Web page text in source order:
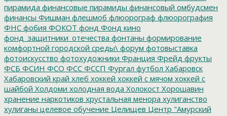
пирамида финансовые пирамиды финансовый омбудсмен
финансы Фишман флешмоб флюорограф флюорография
ФНС фобия ФОКОТ фонд Фонд кино
фонд_защитники_отечества фонтаны формирование
комфортной городской среды\ форум фотовыставка
фотоискусство фотохудожники Франция Фрейд фрукты
ФСБ ФСИН ФСО ФСС ФССП Фургал футбол Хабаровск
Хабаровский край хлеб хоккей хоккей с мячом хоккей с
шайбой Холдоми холодная вода Холокост Хорошавин
хранение наркотиков хрустальная менора хулиганство
хулиганы целевое обучение Целищев Центр "Амурский